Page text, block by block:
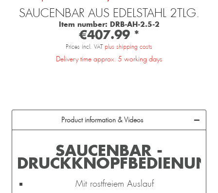
SAUCENBAR AUS EDELSTAHL 2TLG.
Item number: DRB-AH-2.5-2
€407.99 *
Prices incl. VAT plus shipping costs
Delivery time approx. 5 working days
Product information & Videos
SAUCENBAR -
Mit rostfreiem Auslauf